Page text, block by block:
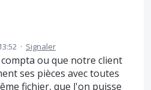
· Signaler
ou que notre client
ses pièces avec toutes
fichier, que l'on puisse